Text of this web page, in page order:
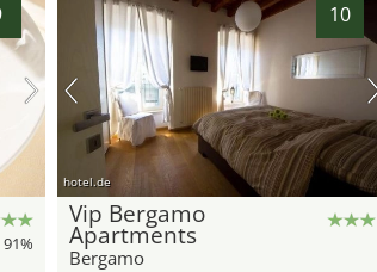
91%
10
hotel.de
Vip Bergamo
Apartments
Bergamo